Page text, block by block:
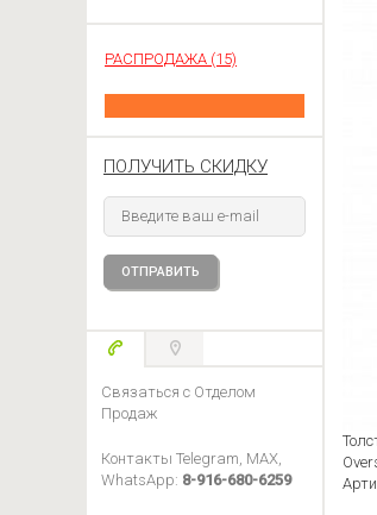
РАСПРОДАЖА (15)
ПОЛУЧИТЬ СКИДКУ
Связаться с Отделом
Продаж
Контакты Telegram, MAX,
WhatsApp: 8-916-680-6259